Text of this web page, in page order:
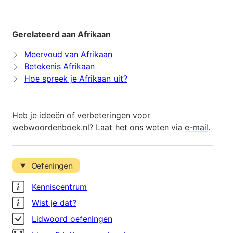
Gerelateerd aan Afrikaan
Meervoud van Afrikaan
Betekenis Afrikaan
Hoe spreek je Afrikaan uit?
Heb je ideeën of verbeteringen voor
webwoordenboek.nl? Laat het ons weten via e-mail.
Oefeningen
Kenniscentrum
Wist je dat?
Lidwoord oefeningen